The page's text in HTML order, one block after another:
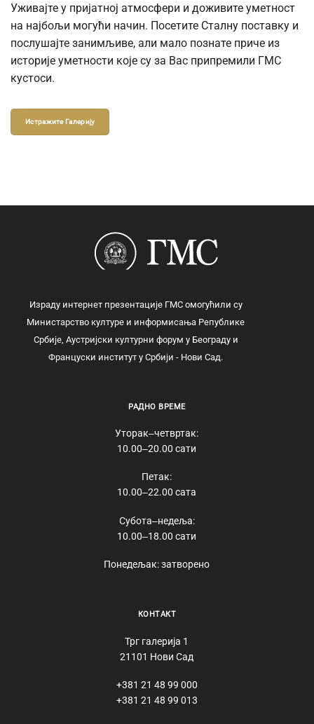
Уживајте у пријатној атмосфери и доживите уметност
на најбољи могући начин. Посетите Сталну поставку и
послушајте занимљиве, али мало познате приче из
историје уметности које су за Вас припремили ГМС
кустоси.
Истражите Галерију
Израду интернет презентације ГМС омогућили су
Министарство културе и информисања Републике
Србије, Аустријски културни форум у Београду и
Француски институт у Србији - Нови Сад.
РАДНО ВРЕМЕ
Уторак‒четвртак:
10.00‒20.00 сати
Петак:
10.00‒22.00 сата
Субота‒недеља:
10.00‒18.00 сати
Понедељак: затворено
КОНТАКТ
Трг галерија 1
21101 Нови Сад
+381 21 48 99 000
+381 21 48 99 013